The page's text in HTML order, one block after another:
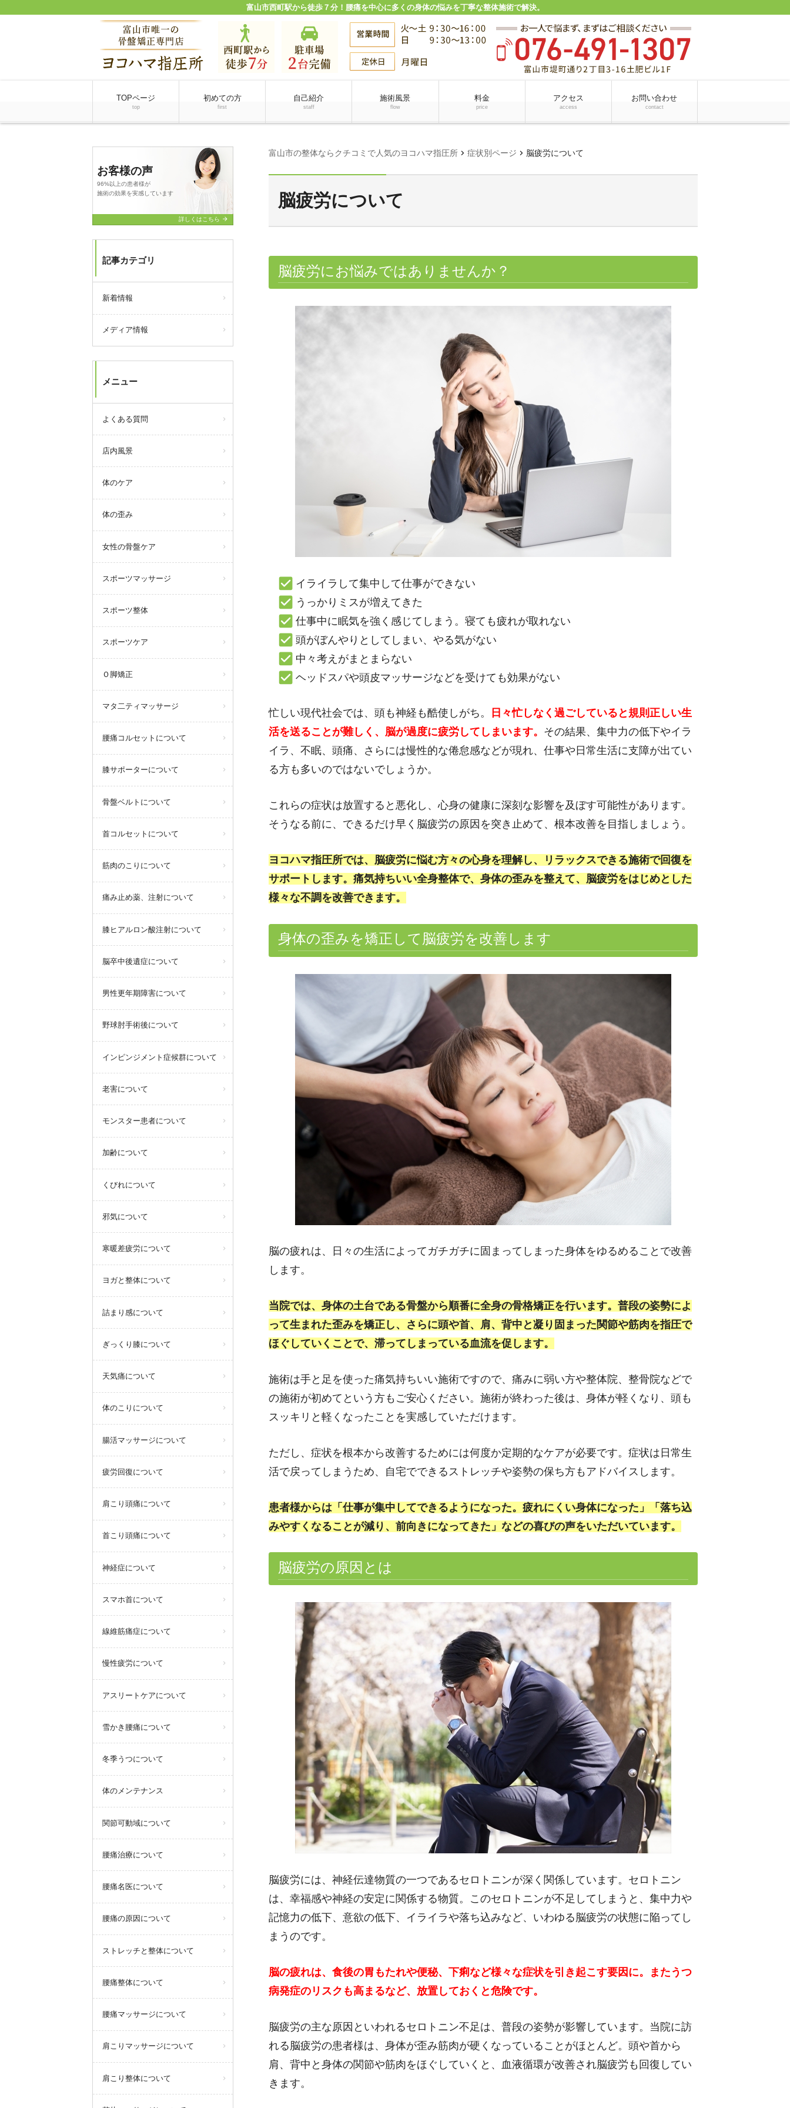
富山市西町駅から徒歩７分！腰痛を中心に多くの身体の悩みを丁寧な整体施術で解決。
TOPページ
top
初めての方
first
自己紹介
staff
施術風景
flow
料金
price
アクセス
access
お問い合わせ
contact
富山市の整体ならクチコミで人気のヨコハマ指圧所 chevron_right 症状別ページ chevron_right 脳疲労について
脳疲労について
脳疲労にお悩みではありませんか？
イライラして集中して仕事ができない
うっかりミスが増えてきた
仕事中に眠気を強く感じてしまう。寝ても疲れが取れない
頭がぼんやりとしてしまい、やる気がない
中々考えがまとまらない
ヘッドスパや頭皮マッサージなどを受けても効果がない
忙しい現代社会では、頭も神経も酷使しがち。
日々忙しなく過ごしていると規則正しい生
活を送ることが難しく、脳が過度に疲労してしまいます。 その結果、集中力の低下やイラ
イラ、不眠、頭痛、さらには慢性的な倦怠感などが現れ、仕事や日常生活に支障が出てい
る方も多いのではないでしょうか。
これらの症状は放置すると悪化し、心身の健康に深刻な影響を及ぼす可能性があります。
そうなる前に、できるだけ早く脳疲労の原因を突き止めて、根本改善を目指しましょう。
ヨコハマ指圧所では、脳疲労に悩む方々の心身を理解し、リラックスできる施術で回復を
サポートします。痛気持ちいい全身整体で、身体の歪みを整えて、脳疲労をはじめとした
様々な不調を改善できます。
身体の歪みを矯正して脳疲労を改善します
脳の疲れは、日々の生活によってガチガチに固まってしまった身体をゆるめることで改善
します。
当院では、身体の土台である骨盤から順番に全身の骨格矯正を行います。普段の姿勢によ
って生まれた歪みを矯正し、さらに頭や首、肩、背中と凝り固まった関節や筋肉を指圧で
ほぐしていくことで、滞ってしまっている血流を促します。
施術は手と足を使った痛気持ちいい施術ですので、痛みに弱い方や整体院、整骨院などで
の施術が初めてという方もご安心ください。施術が終わった後は、身体が軽くなり、頭も
スッキリと軽くなったことを実感していただけます。
ただし、症状を根本から改善するためには何度か定期的なケアが必要です。症状は日常生
活で戻ってしまうため、自宅でできるストレッチや姿勢の保ち方もアドバイスします。
患者様からは「仕事が集中してできるようになった。疲れにくい身体になった」「落ち込
みやすくなることが減り、前向きになってきた」などの喜びの声をいただいています。
脳疲労の原因とは
脳疲労には、神経伝達物質の一つであるセロトニンが深く関係しています。セロトニン
は、幸福感や神経の安定に関係する物質。このセロトニンが不足してしまうと、集中力や
記憶力の低下、意欲の低下、イライラや落ち込みなど、いわゆる脳疲労の状態に陥ってし
まうのです。
脳の疲れは、食後の胃もたれや便秘、下痢など様々な症状を引き起こす要因に。またうつ
病発症のリスクも高まるなど、放置しておくと危険です。
脳疲労の主な原因といわれるセロトニン不足は、普段の姿勢が影響しています。当院に訪
れる脳疲労の患者様は、身体が歪み筋肉が硬くなっていることがほとんど。頭や首から
肩、背中と身体の関節や筋肉をほぐしていくと、血液循環が改善され脳疲労も回復してい
きます。
お客様の声
96%以上の患者様が
施術の効果を実感しています
詳しくはこちら arrow_forward
記事カテゴリ
新着情報
メディア情報
メニュー
よくある質問
店内風景
体のケア
体の歪み
女性の骨盤ケア
スポーツマッサージ
スポーツ整体
スポーツケア
Ｏ脚矯正
マタ二ティマッサージ
腰痛コルセットについて
膝サポーターについて
骨盤ベルトについて
首コルセットについて
筋肉のこりについて
痛み止め薬、注射について
膝ヒアルロン酸注射について
脳卒中後遺症について
男性更年期障害について
野球肘手術後について
インピンジメント症候群について
老害について
モンスター患者について
加齢について
くびれについて
邪気について
寒暖差疲労について
ヨガと整体について
詰まり感について
ぎっくり膝について
天気痛について
体のこりについて
腸活マッサージについて
疲労回復について
肩こり頭痛について
首こり頭痛について
神経症について
スマホ首について
線維筋痛症について
慢性疲労について
アスリートケアについて
雪かき腰痛について
冬季うつについて
体のメンテナンス
関節可動域について
腰痛治療について
腰痛名医について
腰痛の原因について
ストレッチと整体について
腰痛整体について
腰痛マッサージについて
肩こりマッサージについて
肩こり整体について